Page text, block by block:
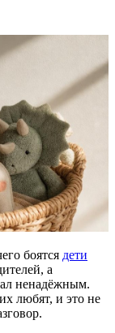
боятся дети
а
ненадёжным.
любят, и это не